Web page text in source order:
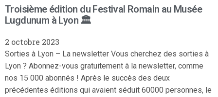
Troisième édition du Festival Romain au Musée
Lugdunum à Lyon 🏛️
2 octobre 2023
Sorties à Lyon – La newsletter Vous cherchez des sorties à
Lyon ? Abonnez-vous gratuitement à la newsletter, comme
nos 15 000 abonnés ! Après le succès des deux
précédentes éditions qui avaient séduit 60000 personnes, le